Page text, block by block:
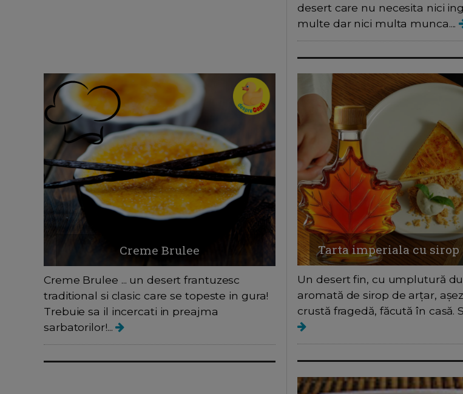
desert care nu necesita nici
multe dar nici multa munca....
Creme Brulee
Creme Brulee ... un desert frantuzesc
traditional si clasic care se topeste in gura!
Trebuie sa il incercati in preajma
sarbatorilor!...
Tarta imperiala cu sirop
Un desert fin, cu umplutură
aromată de sirop de arțar,
crustă fragedă, făcută în casă.